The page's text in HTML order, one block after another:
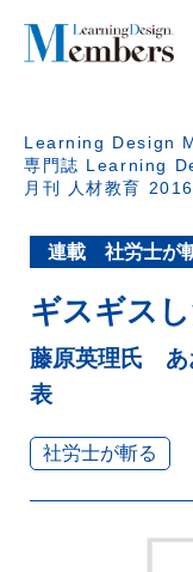
Learning Design
専門誌 Learning
月刊 人材教育
連載 社労士が
ギスギス
藤原英理氏 あ
表
社労士が斬る